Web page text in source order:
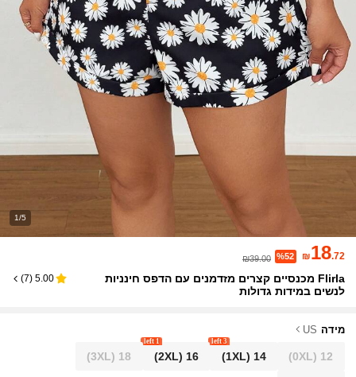
1/5
₪18.72
%52
₪39.00
Flirla מכנסיים קצרים מזדמנים עם הדפס חינניות
לנשים במידות גדולות
5.00
(
7
)
מידה US
12
(0XL)
14
(1XL)
3 left
16
(2XL)
1 left
18
(3XL)